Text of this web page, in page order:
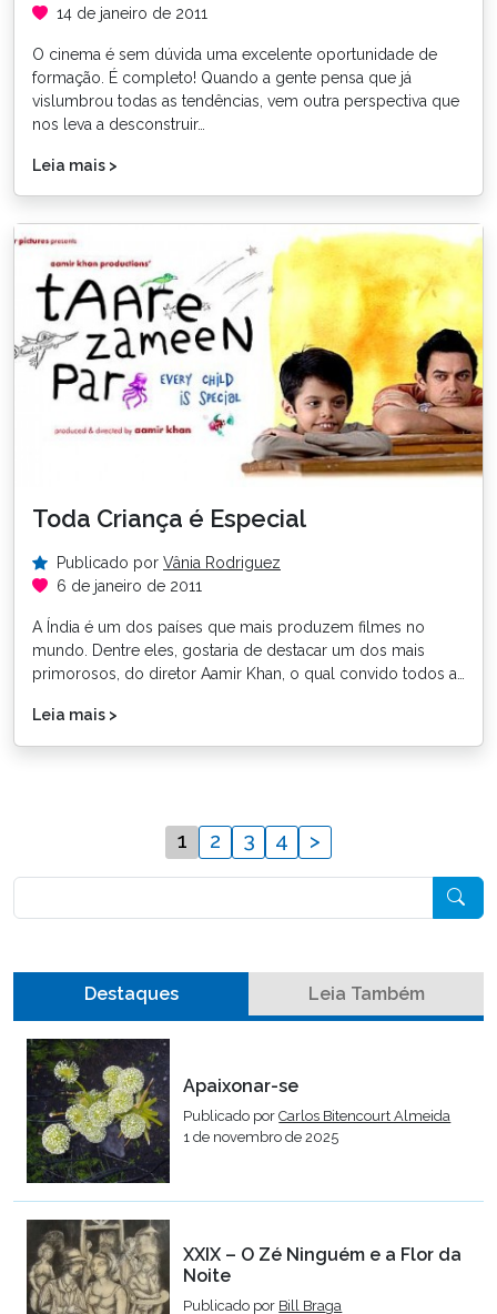
14 de janeiro de 2011
O cinema é sem dúvida uma excelente oportunidade de
formação. É completo! Quando a gente pensa que já
vislumbrou todas as tendências, vem outra perspectiva que
nos leva a desconstruir…
Leia mais >
Toda Criança é Especial
Publicado por Vânia Rodriguez
6 de janeiro de 2011
A Índia é um dos países que mais produzem filmes no
mundo. Dentre eles, gostaria de destacar um dos mais
primorosos, do diretor Aamir Khan, o qual convido todos a…
Leia mais >
1 2 3 4 >
Destaques Leia Também
Apaixonar-se
Publicado porCarlos Bitencourt Almeida
1 de novembro de 2025
XXIX – O Zé Ninguém e a Flor da
Noite
Publicado por Bill Braga